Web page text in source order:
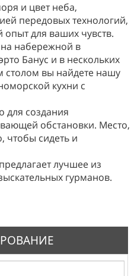
и цвет неба,
передовых технологий,
опыт для ваших чувств.
набережной в
Банус и в нескольких
столом вы найдете нашу
кухни с
для создания
обстановки. Место,
чтобы сидеть и
лучшее из
гурманов.